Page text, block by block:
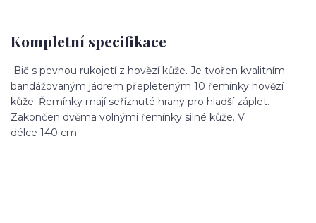
Kompletní specifikace
Bič s pevnou rukojetí z hovězí kůže. Je tvořen kvalitním
bandážovaným jádrem přepleteným 10 řemínky hovězí
kůže. Řemínky mají seříznuté hrany pro hladší záplet.
Zakončen dvěma volnými řemínky silné kůže. V
délce 140 cm.